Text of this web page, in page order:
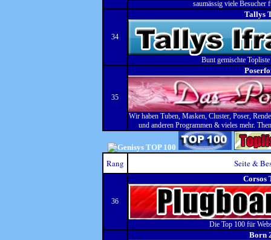
saumässig viele Besucher
34
Tallys
Bunt gemischte
35
Wir haben Tuben, Masken, Cluster, Poser,
und anderen Programmen & vieles mehr.
Rang Seite &
36
Corsos
Die Top 100 für
Born